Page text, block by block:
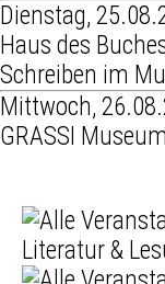
Dienstag,
Haus des
Schreiben im
Mittwoch,
GRASSI